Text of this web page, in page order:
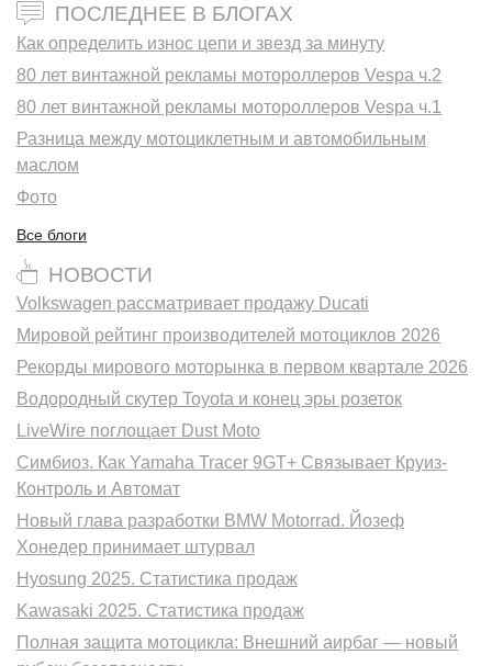
ПОСЛЕДНЕЕ В БЛОГАХ
Как определить износ цепи и звезд за минуту
80 лет винтажной рекламы мотороллеров Vespa ч.2
80 лет винтажной рекламы мотороллеров Vespa ч.1
Разница между мотоциклетным и автомобильным
маслом
Фото
Все блоги
НОВОСТИ
Volkswagen рассматривает продажу Ducati
Мировой рейтинг производителей мотоциклов 2026
Рекорды мирового моторынка в первом квартале 2026
Водородный скутер Toyota и конец эры розеток
LiveWire поглощает Dust Moto
Симбиоз. Как Yamaha Tracer 9GT+ Связывает Круиз-
Контроль и Автомат
Новый глава разработки BMW Motorrad. Йозеф
Хонедер принимает штурвал
Hyosung 2025. Статистика продаж
Kawasaki 2025. Статистика продаж
Полная защита мотоцикла: Внешний аирбаг — новый